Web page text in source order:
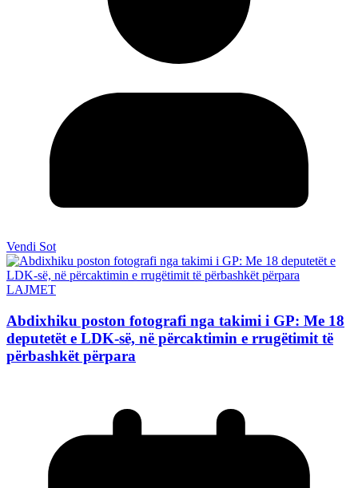
Vendi Sot
LAJMET
Abdixhiku poston fotografi nga takimi i GP: Me 18
deputetët e LDK-së, në përcaktimin e rrugëtimit të
përbashkët përpara